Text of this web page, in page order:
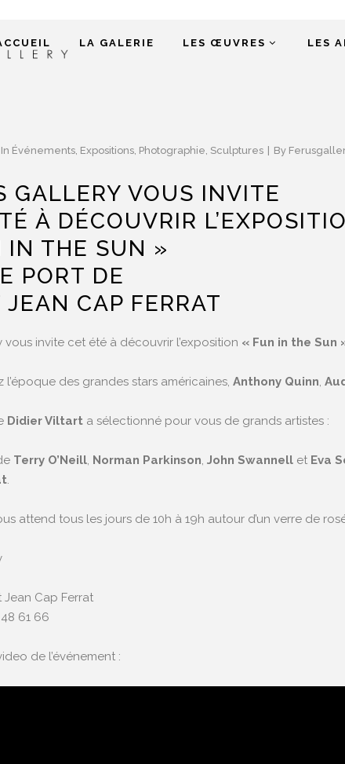
LA GALERIE LES ŒUVRES LES
In Événements Expositions Photographie Sculptures By
GALLERY VOUS INVITE
À DÉCOUVRIR
IN THE SUN »
PORT DE
CAP FERRAT
vous invite cet été à découvrir l’exposition « Fun in the Sun
l’époque des grandes stars américaines, Anthony Quinn,
Didier Viltart a sélectionné pour vous de grands artistes :
Terry O’Neill, Norman Parkinson, John Swannell et Eva
.
attend tous les jours de 10h à 19h autour d’un verre de
Jean Cap Ferrat
48 61 66
de l’événement :